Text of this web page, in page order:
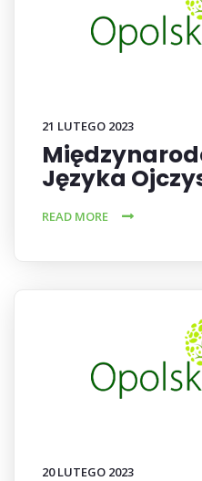
21 LUTEGO 2023
Języka
READ MORE
20 LUTEGO 2023